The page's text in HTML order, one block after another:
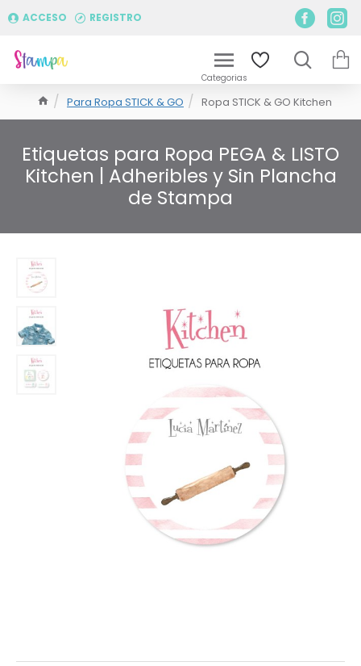
ACCESO REGISTRO
Para Ropa STICK & GO Ropa STICK & GO Kitchen
Etiquetas para Ropa PEGA & LISTO
Kitchen | Adheribles y Sin Plancha
de Stampa